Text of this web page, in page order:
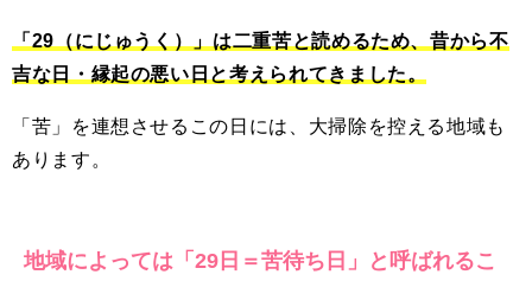
「29（にじゅうく）」は二重苦と読めるため、昔から不
吉な日・縁起の悪い日と考えられてきました。
「苦」を連想させるこの日には、大掃除を控える地域も
あります。
地域によっては「29日＝苦待ち日」と呼ばれるこ